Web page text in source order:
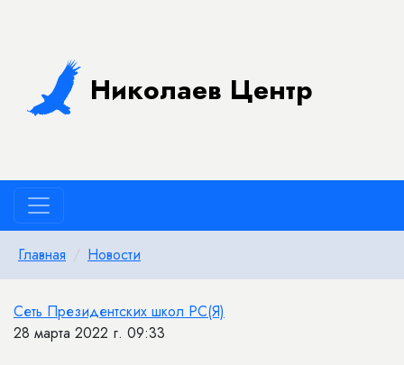
Николаев Центр
Главная Новости
Сеть Президентских школ РС(Я)
28 марта 2022 г. 09:33